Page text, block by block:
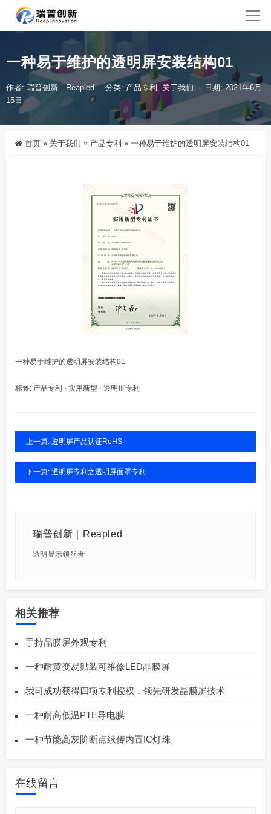
一种易于维护的透明屏安装结构01
作者: 瑞普创新｜Reapled 分类: 产品专利 , 关于我们
日期: 2021年6月
15日
首页 » 关于我们 » 产品专利 » 一种易于维护的透明屏安装结构01
一种易于维护的透明屏安装结构01
标签: 产品专利 · 实用新型 · 透明屏专利
上一篇: 透明屏产品认证RoHS
下一篇: 透明屏专利之透明屏面罩专利
瑞普创新｜Reapled
透明显示领航者
相关推荐
手持晶膜屏外观专利
一种耐黄变易贴装可维修LED晶膜屏
我司成功获得四项专利授权，领先研发晶膜屏技术
一种耐高低温PTE导电膜
一种节能高灰阶断点续传内置IC灯珠
在线留言